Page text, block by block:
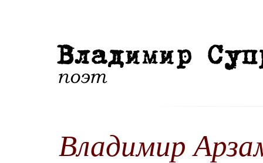
Владимир